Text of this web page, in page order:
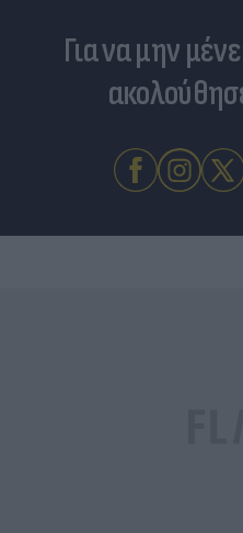
Για να μην